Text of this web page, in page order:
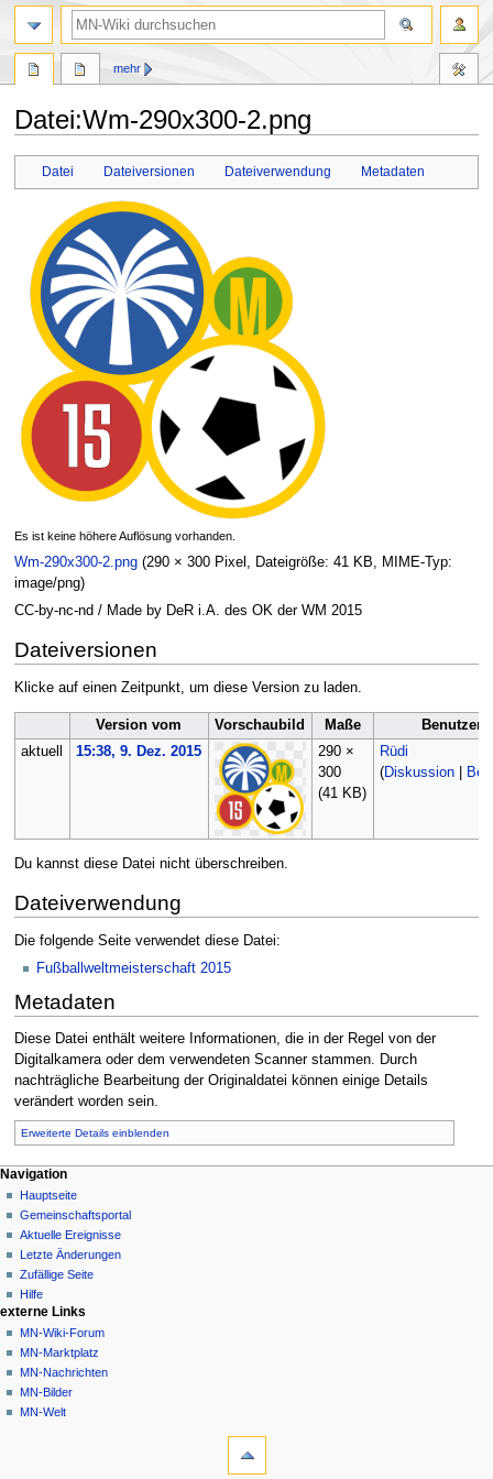
Datei:Wm-290x300-2.png
Datei Dateiversionen Dateiverwendung Metadaten
Es ist keine höhere Auflösung vorhanden.
Wm-290x300-2.png‎ (290 × 300 Pixel, Dateigröße: 41 KB, MIME-Typ:
image/png)
CC-by-nc-nd / Made by DeR i.A. des OK der WM 2015
Dateiversionen
Klicke auf einen Zeitpunkt, um diese Version zu laden.
Version vom Vorschaubild Maße
Benutzer
aktuell
15:38, 9. Dez. 2015
290 ×
300
(41 KB)
Rüdi
(Diskussion|
Du kannst diese Datei nicht überschreiben.
Dateiverwendung
Die folgende Seite verwendet diese Datei:
Fußballweltmeisterschaft 2015
Metadaten
Diese Datei enthält weitere Informationen, die in der Regel von der
Digitalkamera oder dem verwendeten Scanner stammen. Durch
nachträgliche Bearbeitung der Originaldatei können einige Details
verändert worden sein.
Erweiterte Details einblenden
Navigationsmenü
Seitenaktionen
Datei
Diskussion
Lesen
Quelltext
anzeigen
Versionsgeschichte
mehr
Meine Werkzeuge
Nicht
angemeldet
Diskussionsseite
Beiträge
Anmelden
Navigation
Hauptseite
Gemeinschafts­portal
Aktuelle Ereignisse
Letzte Änderungen
Zufällige Seite
Hilfe
Suche
externe Links
MN-Wiki-Forum
MN-Marktplatz
MN-Nachrichten
MN-Bilder
MN-Welt